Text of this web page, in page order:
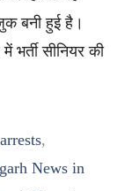
बनी हुई है।
भर्ती सीनियर की
,
News in